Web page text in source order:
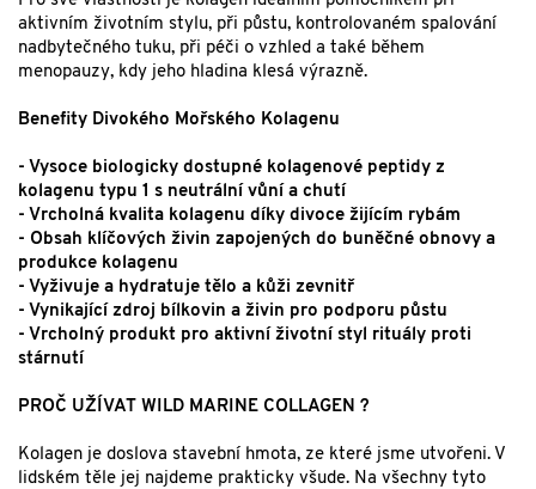
aktivním životním stylu, při půstu, kontrolovaném spalování
nadbytečného tuku, při péči o vzhled a také během
menopauzy, kdy jeho hladina klesá výrazně.
Benefity Divokého Mořského Kolagenu
- Vysoce biologicky dostupné kolagenové peptidy z
kolagenu typu 1 s neutrální vůní a chutí
- Vrcholná kvalita kolagenu díky divoce žijícím rybám
- Obsah klíčových živin zapojených do buněčné obnovy a
produkce kolagenu
- Vyživuje a hydratuje tělo a kůži zevnitř
- Vynikající zdroj bílkovin a živin pro podporu půstu
- Vrcholný produkt pro aktivní životní styl rituály proti
stárnutí
PROČ UŽÍVAT WILD MARINE COLLAGEN ?
Kolagen je doslova stavební hmota, ze které jsme utvořeni. V
lidském těle jej najdeme prakticky všude. Na všechny tyto